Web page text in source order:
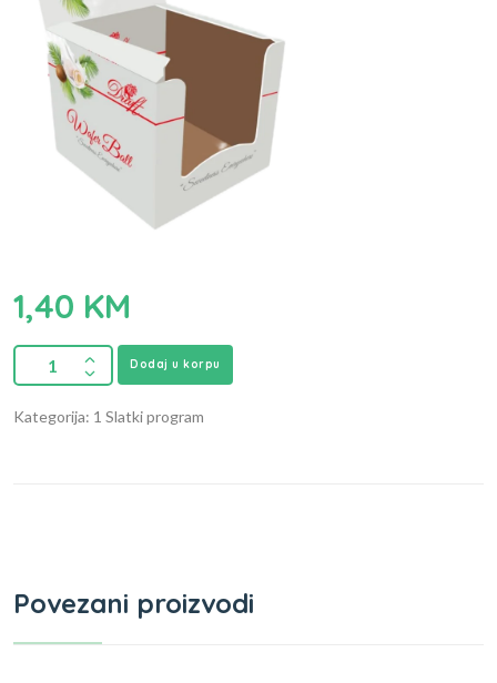
1,40 KM
Dodaj u korpu
Kategorija: 1 Slatki program
Povezani proizvodi